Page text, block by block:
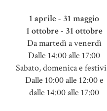
1 aprile - 31 maggio
1 ottobre - 31 ottobre
Da martedì a venerdì
Dalle 14:00 alle 17:00
Sabato, domenica e
Dalle 10:00 alle 12:00 e
dalle 14:00 alle 17:00